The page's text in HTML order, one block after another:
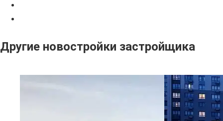
Другие новостройки застройщика